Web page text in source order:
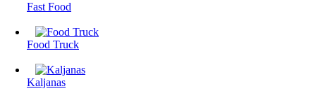
Fast Food
Food Truck
Kaljanas